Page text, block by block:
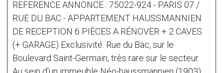
REFERENCE ANNONCE : 75022-924 - PARIS 07 /
RUE DU BAC - APPARTEMENT HAUSSMANNIEN
DE RECEPTION 6 PIÈCES A RÉNOVER + 2 CAVES
(+ GARAGE) Exclusivité. Rue du Bac, sur le
Boulevard Saint-Germain, très rare sur le secteur.